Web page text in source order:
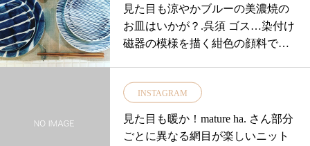
見た目も涼やかブルーの美濃焼の
お皿はいかが？.呉須 ゴス…染付け
磁器の模様を描く紺色の顔料で手
書きならではの味わいのある線と
重なりとても素敵です♡.フラット
なお皿ですがリムが立っているの
INSTAGRAM
見た目も暖か！mature ha. さん部分
ごとに異なる網目が楽しいニット